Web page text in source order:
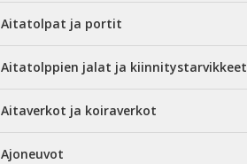
Aitatolpat ja portit
Aitatolppien jalat ja kiinnitystarvikkeet
Aitaverkot ja koiraverkot
Ajoneuvot